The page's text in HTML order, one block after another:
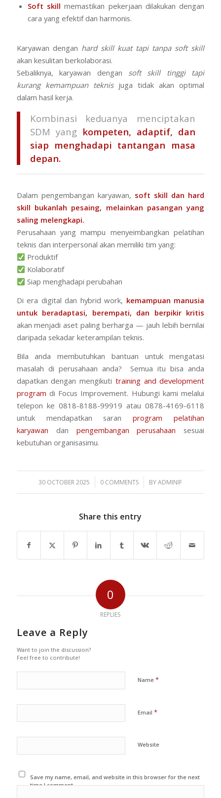
Soft skill memastikan pekerjaan dilakukan dengan
cara yang efektif dan harmonis.
Karyawan dengan hard skill kuat tapi tanpa soft skill
akan kesulitan berkolaborasi.
Sebaliknya, karyawan dengan soft skill tinggi tapi
kurang kemampuan teknisjuga tidak akan optimal
dalam hasil kerja.
Kombinasi keduanya menciptakan
SDM yang kompeten, adaptif, dan
siap menghadapi tantangan masa
depan.
Dalam pengembangan karyawan, soft skill dan hard
skill bukanlah pesaing, melainkan pasangan yang
saling melengkapi.
Perusahaan yang mampu menyeimbangkan pelatihan
teknis dan interpersonal akan memiliki tim yang:
Produktif
Kolaboratif
Siap menghadapi perubahan
Di era digital dan hybrid work, kemampuan manusia
untuk beradaptasi, berempati, dan berpikir kritis
akan menjadi aset paling berharga — jauh lebih bernilai
daripada sekadar keterampilan teknis.
Bila anda membutuhkan bantuan untuk mengatasi
masalah di perusahaan anda? Semua itu bisa anda
dapatkan dengan mengikuti training and development
program di Focus Improvement. Hubungi kami melalui
telepon ke 0818-8188-99919 atau 0878-4169-6118
untuk mendapatkan saranprogram pelatihan
karyawan dan pengembangan perusahaan sesuai
kebutuhan organisasimu.
30 OCTOBER 2025
/ 0 COMMENTS
/ BYADMINIF
Share this entry
0
REPLIES
Leave a Reply
Want to join the discussion?
Feel free to contribute!
Name *
Email *
Website
Save my name, email, and website in this browser for the next
time I comment.